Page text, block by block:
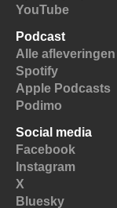
YouTube
Podcast
Alle afleveringen
Spotify
Apple Podcasts
Podimo
Social media
Facebook
Instagram
X
Bluesky